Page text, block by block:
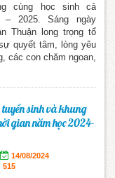
cùng học sinh cả
2025. Sáng ngày
Thuận long trọng tổ
quyết tâm, lòng yêu
các con chăm ngoan,
sinh và khung
gian năm học 2024-
14/08/2024
515